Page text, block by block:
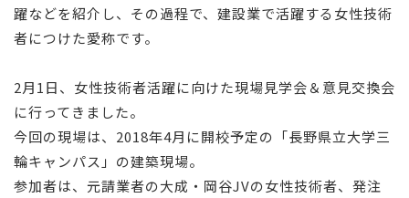
躍などを紹介し、その過程で、建設業で活躍する女性技術
者につけた愛称です。
2月1日、女性技術者活躍に向けた現場見学会＆意見交換会
に行ってきました。
今回の現場は、2018年4月に開校予定の「長野県立大学三
輪キャンパス」の建築現場。
参加者は、元請業者の大成・岡谷JVの女性技術者、発注